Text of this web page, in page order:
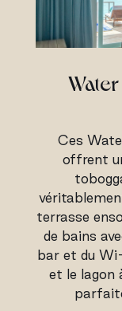
Ces
offrent
terrasse
de bains
bar et du
et le lagon